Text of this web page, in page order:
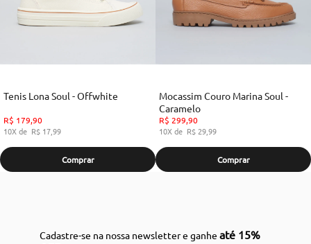
Tenis Lona Soul - Offwhite
R$ 179,90
10
R$ 17,99
Comprar
Mocassim Couro Marina Soul -
Caramelo
R$ 299,90
10
R$ 29,99
Comprar
Cadastre-se na nossa newsletter e ganheaté 15%